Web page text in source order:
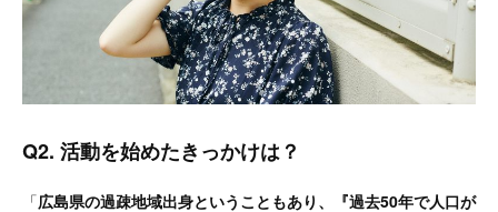
Q2. 活動を始めたきっかけは？
「広島県の過疎地域出身ということもあり、『過去50年で人口が